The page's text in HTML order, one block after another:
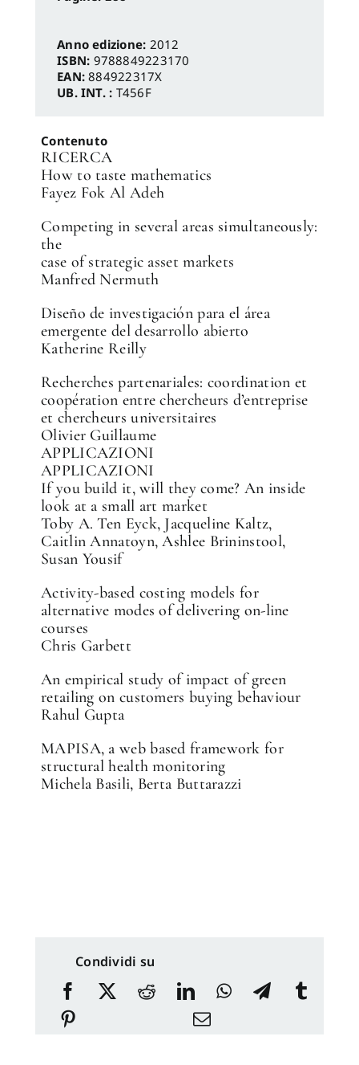
Anno edizione: 2012
ISBN: 9788849223170
EAN:884922317X
UB. INT. : T456F
Contenuto
RICERCA
How to taste mathematics
Fayez Fok Al Adeh
Competing in several areas simultaneously:
the
case of strategic asset markets
Manfred Nermuth
Diseño de investigación para el área
emergente del desarrollo abierto
Katherine Reilly
Recherches partenariales: coordination et
coopération entre chercheurs d’entreprise
et chercheurs universitaires
Olivier Guillaume
APPLICAZIONI
APPLICAZIONI
If you build it, will they come? An inside
look at a small art market
Toby A. Ten Eyck, Jacqueline Kaltz,
Caitlin Annatoyn, Ashlee Brininstool,
Susan Yousif
Activity-based costing models for
alternative modes of delivering on-line
courses
Chris Garbett
An empirical study of impact of green
retailing on customers buying behaviour
Rahul Gupta
MAPISA, a web based framework for
structural health monitoring
Michela Basili, Berta Buttarazzi
Condividi su